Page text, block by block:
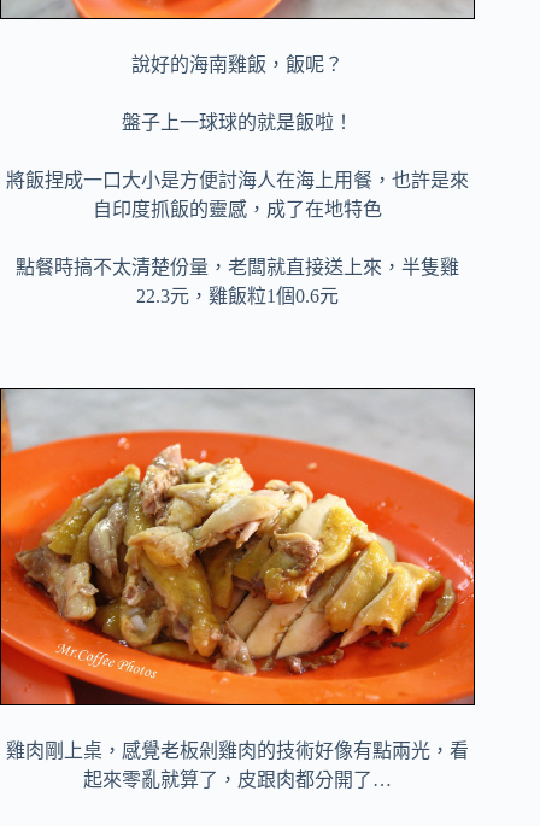
說好的海南雞飯，飯呢？
盤子上一球球的就是飯啦！
將飯捏成一口大小是方便討海人在海上用餐，也許是來
自印度抓飯的靈感，成了在地特色
點餐時搞不太清楚份量，老闆就直接送上來，半隻雞
22.3元，雞飯粒1個0.6元
雞肉剛上桌，感覺老板剁雞肉的技術好像有點兩光，看
起來零亂就算了，皮跟肉都分開了…